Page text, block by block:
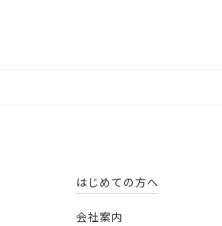
はじめての方へ
会社案内